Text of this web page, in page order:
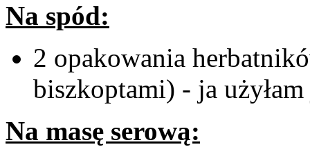
Na spód:
2 opakowania
biszkoptami) - ja
Na masę serową: